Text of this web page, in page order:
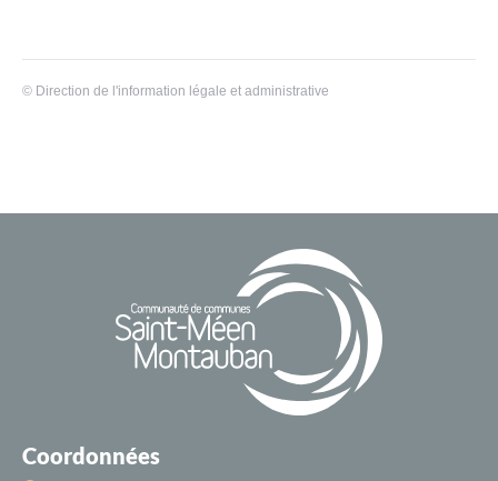
© Direction de l'information légale et administrative
Coordonnées